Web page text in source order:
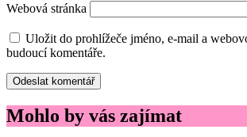
Webová stránka
Uložit do prohlížeče jméno, e-mail a
budoucí komentáře.
Mohlo by vás zajímat